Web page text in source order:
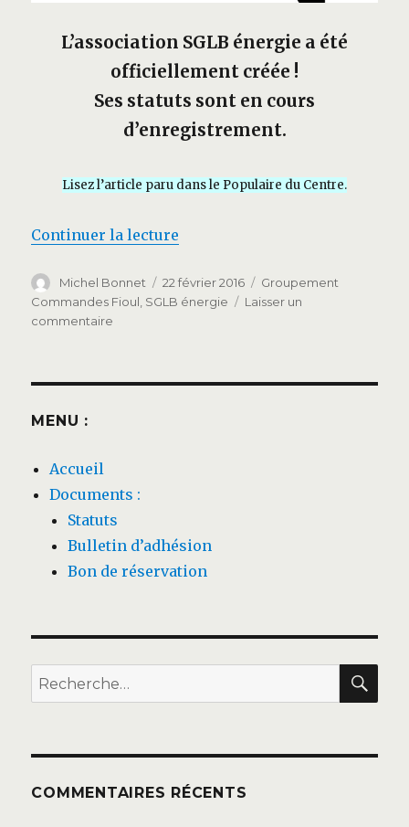
L’association SGLB énergie a été
officiellement créée !
Ses statuts sont en cours
d’enregistrement.
Lisez l’article paru dans le Populaire du Centre.
Continuer la lecture
Auteur
Michel Bonnet
Publié
le
22 février 2016 Étiquettes
Groupement
Commandes Fioul, SGLB énergie
Laisser un
commentaire
MENU :
Accueil
Documents :
Statuts
Bulletin d’adhésion
Bon de réservation
Recherche
pour :
COMMENTAIRES RÉCENTS